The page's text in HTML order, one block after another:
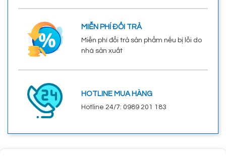
MIỄN PHÍ ĐỔI TRẢ
Miễn phí đổi trả sản phẩm nếu bị lỗi do
nhà sản xuất
HOTLINE MUA HÀNG
Hotline 24/7: 0989 201 183